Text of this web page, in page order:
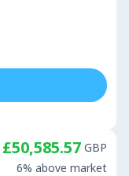
£50,585.57 GBP
6% above market